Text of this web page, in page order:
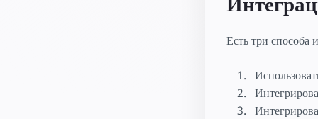
Есть три способа